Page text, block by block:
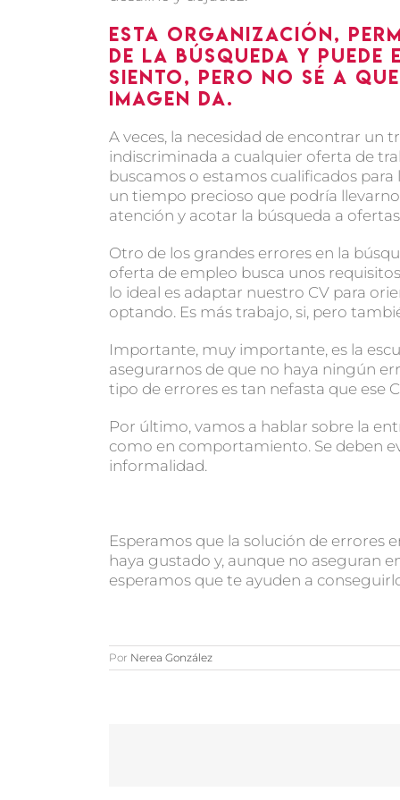
Esta organización,
de la búsqueda y
siento, pero no sé a
imagen da.
A veces, la necesidad de encontrar un
indiscriminada a cualquier oferta de
buscamos o estamos cualificados
un tiempo precioso que podría
atención y acotar la búsqueda a
Otro de los grandes errores en la
oferta de empleo busca unos
lo ideal es adaptar nuestro CV para
optando. Es más trabajo, si, pero
Importante, muy importante, es la
asegurarnos de que no haya ningún
tipo de errores es tan nefasta que ese
Por último, vamos a hablar sobre la
como en comportamiento. Se deben
informalidad.
Esperamos que la solución de errores
haya gustado y, aunque no aseguran
esperamos que te ayuden a
Por Nerea González